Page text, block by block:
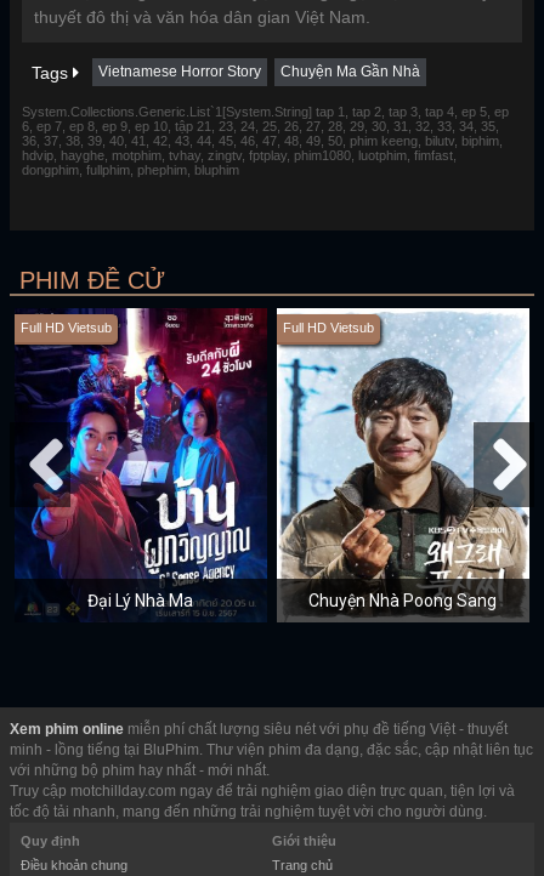
thuyết đô thị và văn hóa dân gian Việt Nam.
Tags Vietnamese Horror Story Chuyện Ma Gần Nhà
System.Collections.Generic.List`1[System.String] tap 1, tap 2, tap 3, tap 4, ep 5, ep
6, ep 7, ep 8, ep 9, ep 10, tập 21, 23, 24, 25, 26, 27, 28, 29, 30, 31, 32, 33, 34, 35,
36, 37, 38, 39, 40, 41, 42, 43, 44, 45, 46, 47, 48, 49, 50, phim keeng, bilutv, biphim,
hdvip, hayghe, motphim, tvhay, zingtv, fptplay, phim1080, luotphim, fimfast,
dongphim, fullphim, phephim, bluphim
PHIM ĐỀ CỬ
Full HD Vietsub
Đại Lý Nhà Ma
Full HD Vietsub
Chuyện Nhà Poong Sang
Xem phim online miễn phí chất lượng siêu nét với phụ đề tiếng Việt - thuyết
minh - lồng tiếng tại BluPhim. Thư viện phim đa dạng, đặc sắc, cập nhật liên tục
với những bộ phim hay nhất - mới nhất.
Truy cập motchillday.com ngay để trải nghiệm giao diện trực quan, tiện lợi và
tốc độ tải nhanh, mang đến những trải nghiệm tuyệt vời cho người dùng.
Quy định
Điều khoản chung
Giới thiệu
Trang chủ